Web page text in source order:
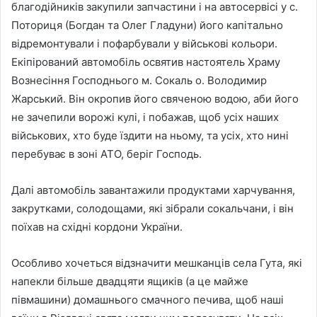
благодійників закупили запчастини і на автосервісі у с.
Поториця (Богдан та Олег Гладуни) його капітально
відремонтували і пофарбували у військові кольори.
Екіпірований автомобіль освятив настоятель Храму
Вознесіння Господнього м. Сокаль о. Володимир
Жарський. Він окропив його свяченою водою, аби його
не зачепили ворожі кулі, і побажав, щоб усіх наших
військових, хто буде їздити на ньому, та усіх, хто нині
перебуває в зоні АТО, беріг Господь.
Далі автомобіль завантажили продуктами харчування,
закрутками, солодощами, які зібрали сокальчани, і він
поїхав на східні кордони України.
Особливо хочеться відзначити мешканців села Гута, які
напекли більше двадцяти ящиків (а це майже
півмашини) домашнього смачного печива, щоб наші